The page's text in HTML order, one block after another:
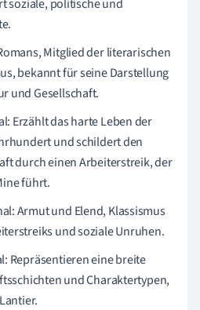
soziale, politische und
Mitglied der literarischen
bekannt für seine Darstellung
und Gesellschaft.
Erzählt das harte Leben der
und schildert den
durch einen Arbeiterstreik, der
führt.
Armut und Elend, Klassismus
und soziale Unruhen.
Repräsentieren eine breite
und Charaktertypen,